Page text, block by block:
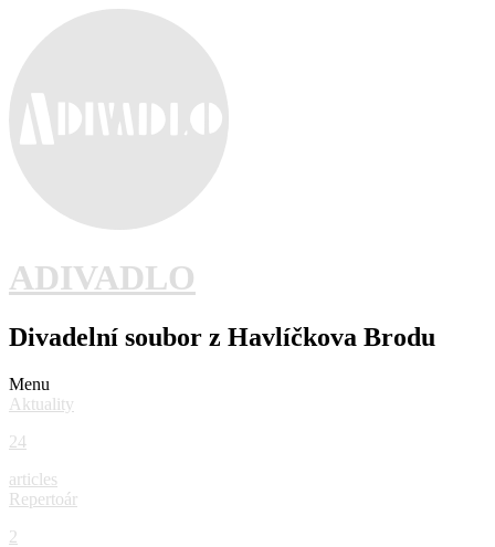
ADIVADLO
Divadelní soubor z Havlíčkova Brodu
Menu
Aktuality
24
articles
Repertoár
2